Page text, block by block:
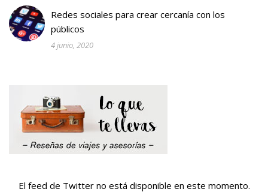
Redes sociales para crear cercanía con los
públicos
4 junio, 2020
El feed de Twitter no está disponible en este momento.